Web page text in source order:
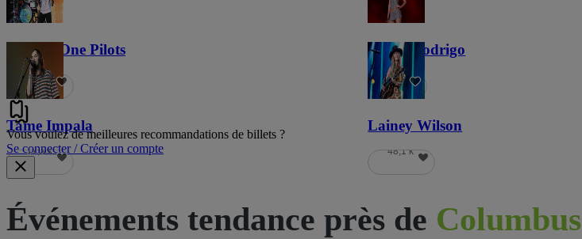
Twenty One Pilots
36,5 k
Olivia Rodrigo
58 k
Tame Impala
17,3 k
Lainey Wilson
48,1 k
Vous voulez de meilleures recommandations de billets ?
Se connecter / Créer un compte
Événements tendance près de Columbus